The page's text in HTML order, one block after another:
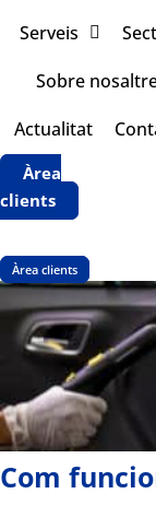
Serveis
Sobre
Actualitat
Àrea
clients
Àrea clients
Com